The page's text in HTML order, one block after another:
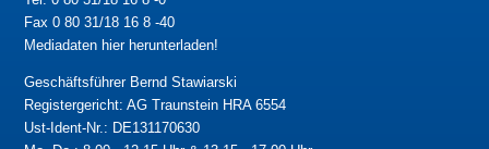
Fax 0 80 31/18 16 8 -40
Mediadaten hier herunterladen!
Geschäftsführer Bernd Stawiarski
Registergericht: AG Traunstein HRA 6554
Ust-Ident-Nr.: DE131170630